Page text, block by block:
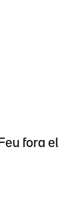
fora el